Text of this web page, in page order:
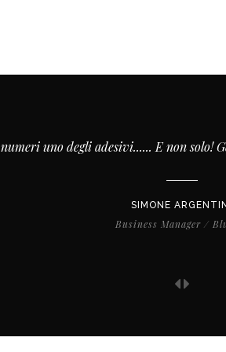
uno degli adesivi...... E non solo!
SIMONE ARGENTINI
Business Manager /